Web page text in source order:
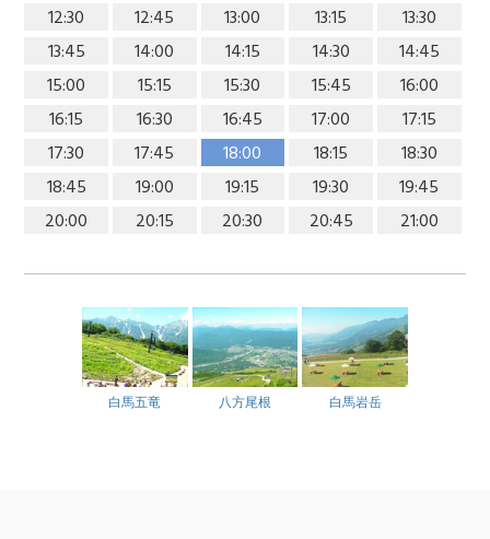
12:30
12:45 13:00 13:15
13:30
13:45
14:00 14:15 14:30
14:45
15:00
15:15 15:30 15:45
16:00
16:15
16:30 16:45 17:00
17:15
17:30
17:45 18:00 18:15
18:30
18:45
19:00 19:15 19:30
19:45
20:00
20:15 20:30 20:45 21:00
白馬五竜 八方尾根 白馬岩岳